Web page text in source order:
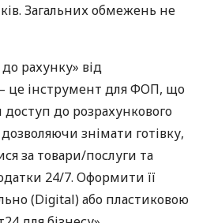
Загальних обмежень не
рахунку» від
це інструмент для ФОП, що
до розрахункового
знімати готівку,
за товари/послуги та
24/7. Оформити її
(Digital) або пластиковою